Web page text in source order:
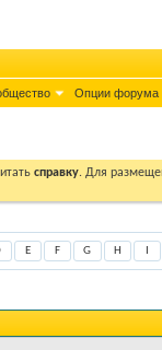
Опции форума
справку. Для
E F G H